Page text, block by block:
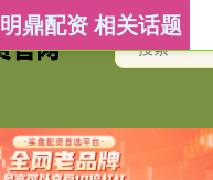
明鼎配资 相关话题